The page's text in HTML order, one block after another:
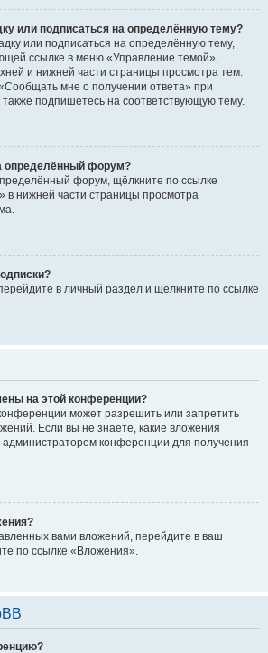
или подписаться на определённую тему?
или подписаться на определённую тему,
ссылке в меню «Управление темой»,
и нижней части страницы просмотра тем.
мне о получении ответа» при
подпишетесь на соответствующую тему.
определённый форум?
форум, щёлкните по ссылке
в нижней части страницы просмотра
в личный раздел и щёлкните по ссылке
на этой конференции?
может разрешить или запретить
Если вы не знаете, какие вложения
конференции для получения
вами вложений, перейдите в ваш
по ссылке «Вложения».